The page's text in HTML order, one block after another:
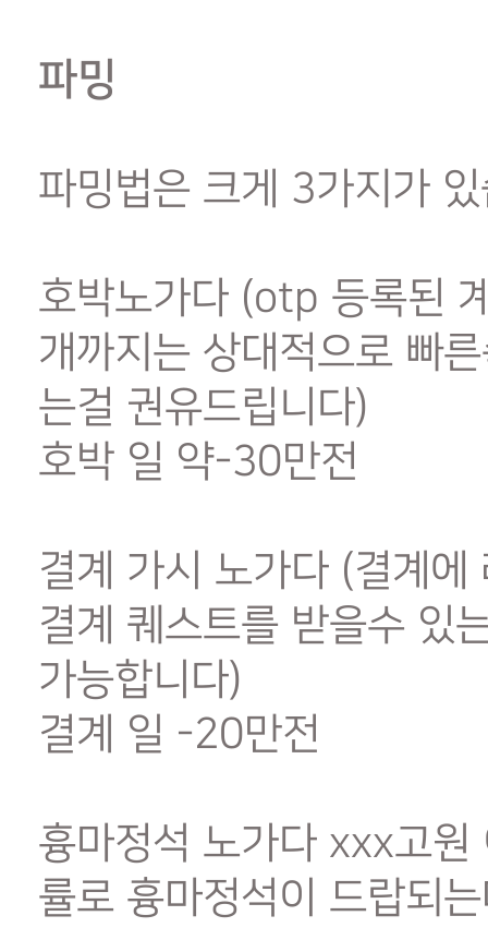
파밍
파밍법은 크게 3가지가
호박노가다 (otp 등록된
개까지는 상대적으로 빠
는걸 권유드립니다)
호박 일 약-30만전
결계 가시 노가다 (결계
결계 퀘스트를 받을수 있
가능합니다)
결계 일 -20만전
흉마정석 노가다 xxx고원
률로 흉마정석이 드랍되